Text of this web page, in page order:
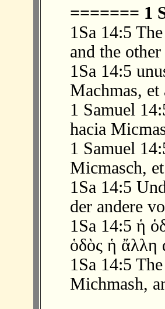
======= 1
1Sa 14:5
and the
1Sa 14:5
Machmas, et
1 Samuel
hacia
1 Samuel
Micmasch,
1Sa 14:5
der andere
1Sa 14:5 ἡ
ὁδὸς ἡ ἄλλη
1Sa 14:5
Michmash,